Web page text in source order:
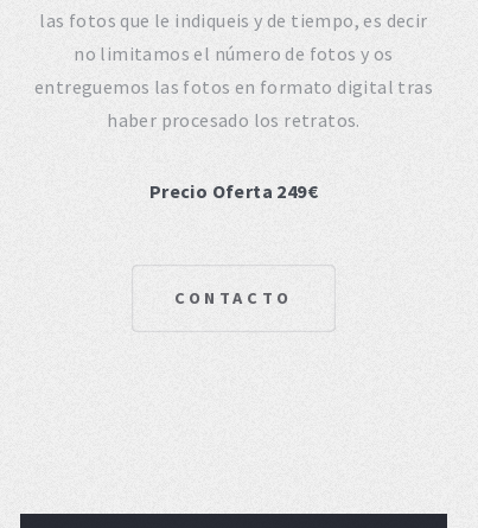
las fotos que le indiqueis y de tiempo, es decir
no limitamos el número de fotos y os
entreguemos las fotos en formato digital tras
haber procesado los retratos.
Precio Oferta 249€
CONTACTO